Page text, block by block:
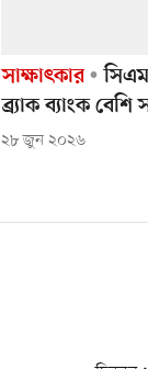
সাক্ষাৎকার
ব্র্যাক ব্যাংক বেশি
২৮ জুন ২০২৬